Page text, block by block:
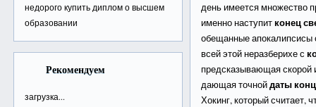
недорогокупить диплом о высшем
образовании
Рекомендуем
загрузка...
день имеется множество
именно наступитконец
обещанные апокалипсисы
всей этой неразберихе с
предсказывающая скорой
дающая точнойдаты
Хокинг, который считает,